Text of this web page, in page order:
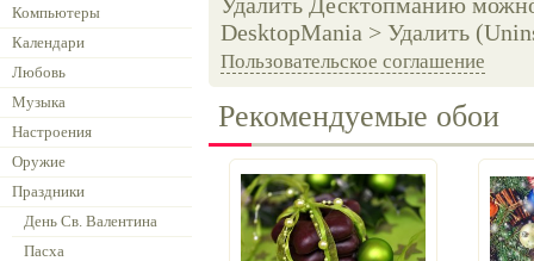
Компьютеры
Календари
Любовь
Музыка
Настроения
Оружие
Праздники
День Св. Валентина
Пасха
DesktopMania > Удалить
Пользовательское соглашение
Рекомендуемые обои